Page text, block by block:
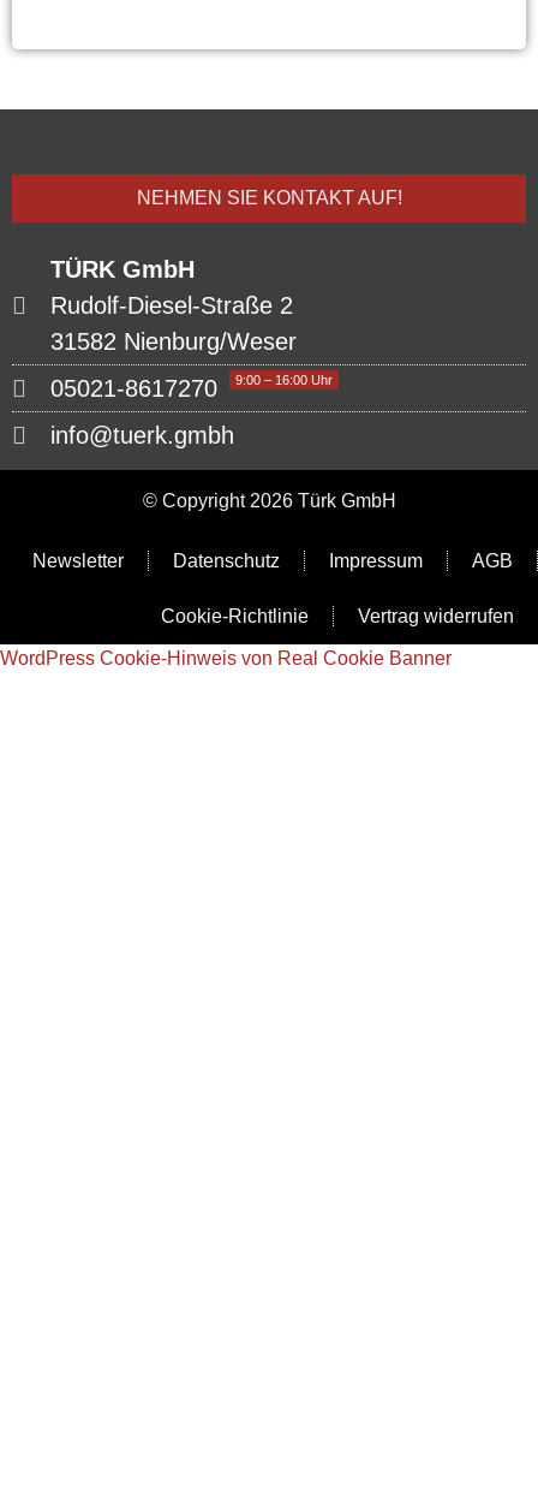
NEHMEN SIE KONTAKT AUF!
TÜRK GmbH
Rudolf-Diesel-Straße 2
31582 Nienburg/Weser
05021-8617270
9:00 – 16:00 Uhr
info@tuerk.gmbh
© Copyright 2026 Türk GmbH
Newsletter Datenschutz Impressum AGB
Cookie-Richtlinie Vertrag widerrufen
WordPress Cookie-Hinweis von Real Cookie Banner